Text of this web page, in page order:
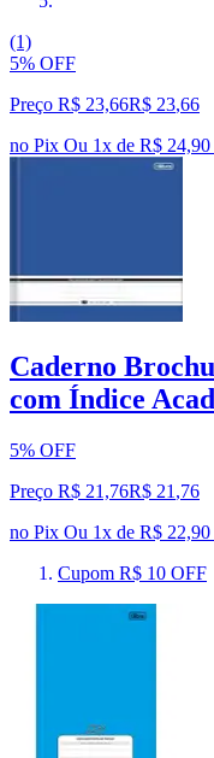
(1)
5% OFF
Preço R$ 23,66R$ 23,66
no Pix Ou 1x de R$ 24,90
Caderno
com Índice
5% OFF
Preço R$ 21,76R$ 21 ,76
no Pix Ou 1x de R$ 22,90
Cupom R$ 10 OFF